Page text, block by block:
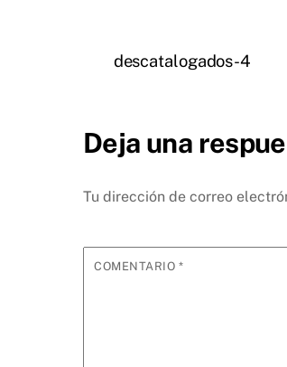
descatalogados-4
Deja una
Tu dirección de correo
COMENTARIO *